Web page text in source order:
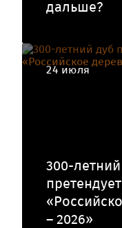
дальше?
24 июля
300-
– 2026»